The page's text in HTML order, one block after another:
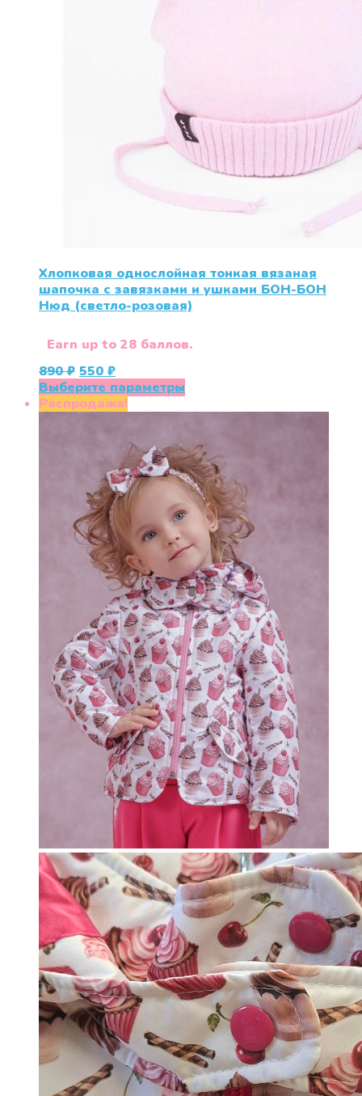
Хлопковая однослойная тонкая вязаная
шапочка с завязками и ушками БОН-БОН
Нюд (светло-розовая)
Earn up to 28 баллов.
890₽ Первоначальная
цена
составляла
550₽Текущая
цена:
550 ₽.
Выберите параметры
вариаций.
Опции
можно
выбрать
на
странице
товара.
Распродажа!